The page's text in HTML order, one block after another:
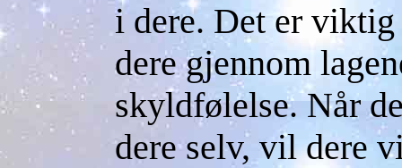
i dere. Det er viktig
dere gjennom
skyldfølelse. Når
dere selv, vil dere